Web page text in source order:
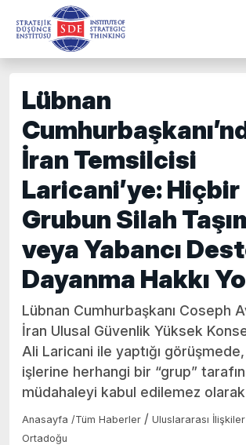
Lübnan
İran Temsilcisi
Laricani’ye: Hiçbir
Grubun Silah
veya Yabancı
Dayanma Hakkı
Lübnan Cumhurbaşkanı Coseph
İran Ulusal Güvenlik Yüksek
Ali Laricani ile yaptığı
işlerine herhangi bir “grup”
müdahaleyi kabul edilemez
Anasayfa /Tüm Haberler / Uluslararası
Ortadoğu